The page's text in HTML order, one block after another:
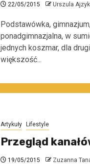
22/05/2015 Urszula Ajzyk
Podstawówka,
ponadgimnazjalna, w
jednych koszmar, dla
większość...
Artykuły Lifestyle
Przegląd
19/05/2015 Zuzanna